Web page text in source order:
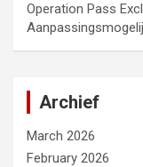
Operation Pass
Archief
March 2026
February 2026